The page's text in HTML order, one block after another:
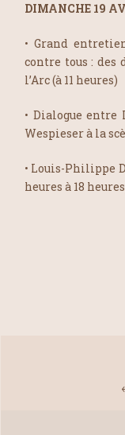
DIMANCHE 19
• Grand
contre tous : des
l’Arc (à 11 heures)
• Dialogue
Wespieser à la
• Louis-Philippe
heures à 18